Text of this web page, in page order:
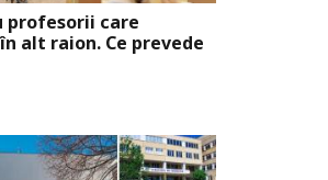
profesorii care
alt raion. Ce prevede